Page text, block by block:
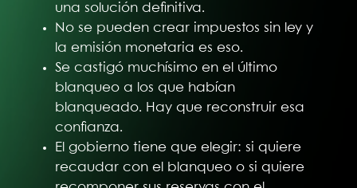
una solución definitiva.
No se pueden crear impuestos sin ley y
la emisión monetaria es eso.
Se castigó muchísimo en el último
blanqueo a los que habían
blanqueado. Hay que reconstruir esa
confianza.
El gobierno tiene que elegir: si quiere
recaudar con el blanqueo o si quiere